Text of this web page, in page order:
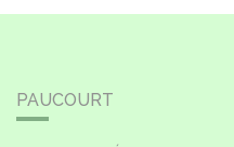
PAUCOURT